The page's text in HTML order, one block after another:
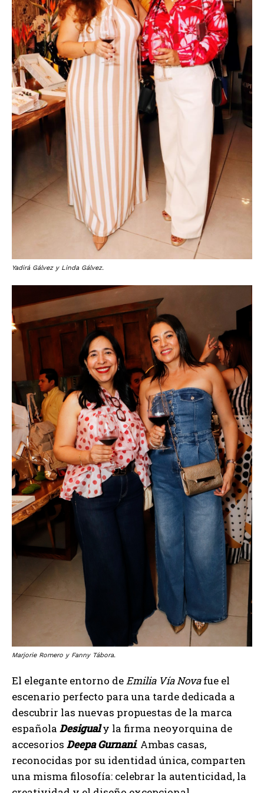
Yadirá Gálvez y Linda Gálvez.
Marjorie Romero y Fanny Tábora.
El elegante entorno deEmilia Vía Novafue el
escenario perfecto para una tarde dedicada a
descubrir las nuevas propuestas de la marca
española Desigualy la firma neoyorquina de
accesorios Deepa Gurnani. Ambas casas,
reconocidas por su identidad única, comparten
una misma filosofía: celebrar la autenticidad, la